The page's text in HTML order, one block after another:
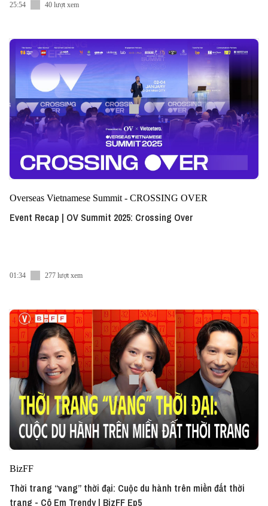
25:54 40 lượt xem
Overseas Vietnamese Summit - CROSSING OVER
Event Recap | OV Summit 2025: Crossing Over
01:34 277 lượt xem
BizFF
Thời trang “vang” thời đại: Cuộc du hành trên miền đất thời
trang - Cô Em Trendy | BizFF Ep5